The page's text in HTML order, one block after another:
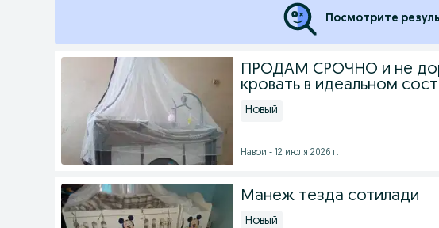
Посмотрите
ПРОДАМ СРОЧНО и не
кровать в идеальном
Новый
Навои - 12 июля 2026 г.
Манеж тезда сотилади
Новый